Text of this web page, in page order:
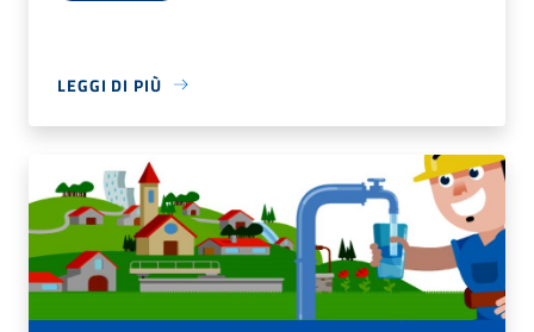
LEGGI DI PIÙ